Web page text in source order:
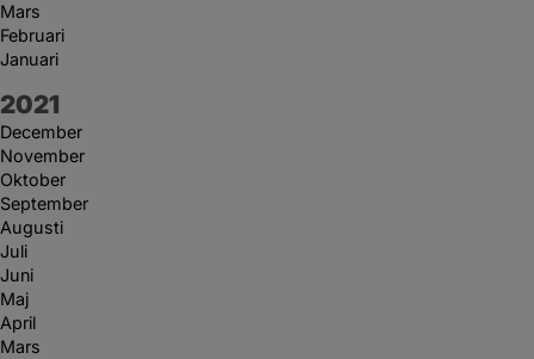
Mars
Februari
Januari
År:
2021
December
November
Oktober
September
Augusti
Juli
Juni
Maj
April
Mars